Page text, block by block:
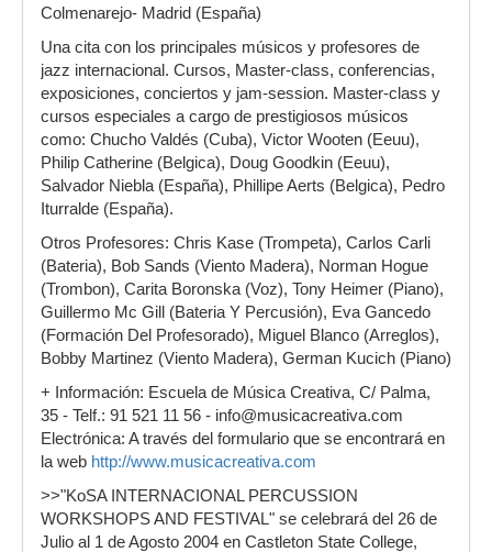
Colmenarejo- Madrid (España)
Una cita con los principales músicos y profesores de
jazz internacional. Cursos, Master-class, conferencias,
exposiciones, conciertos y jam-session. Master-class y
cursos especiales a cargo de prestigiosos músicos
como: Chucho Valdés (Cuba), Victor Wooten (Eeuu),
Philip Catherine (Belgica), Doug Goodkin (Eeuu),
Salvador Niebla (España), Phillipe Aerts (Belgica), Pedro
Iturralde (España).
Otros Profesores: Chris Kase (Trompeta), Carlos Carli
(Bateria), Bob Sands (Viento Madera), Norman Hogue
(Trombon), Carita Boronska (Voz), Tony Heimer (Piano),
Guillermo Mc Gill (Bateria Y Percusión), Eva Gancedo
(Formación Del Profesorado), Miguel Blanco (Arreglos),
Bobby Martinez (Viento Madera), German Kucich (Piano)
+ Información: Escuela de Música Creativa, C/ Palma,
35 - Telf.: 91 521 11 56 - info@musicacreativa.com
Electrónica: A través del formulario que se encontrará en
la web http://www.musicacreativa.com
>>"KoSA INTERNACIONAL PERCUSSION
WORKSHOPS AND FESTIVAL" se celebrará del 26 de
Julio al 1 de Agosto 2004 en Castleton State College,